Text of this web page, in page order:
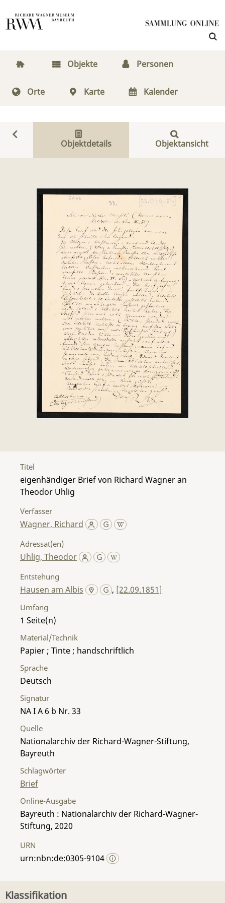
Objekte Personen
Orte Karte Kalender
Objektdetails Objektansicht
Titel
eigenhändiger Brief von Richard Wagner an
Theodor Uhlig
Verfasser
Wagner, Richard
Adressat(en)
Uhlig, Theodor
Entstehung
Hausen am Albis , [22.09.1851]
Umfang
1
Material/Technik
Papier ; Tinte ; handschriftlich
Sprache
Deutsch
Signatur
NA I A 6 b Nr. 33
Quelle
Nationalarchiv der Richard-Wagner-Stiftung,
Bayreuth
Schlagwörter
Brief
Online-Ausgabe
Bayreuth : Nationalarchiv der Richard-Wagner-
Stiftung, 2020
URN
urn:nbn:de:0305-9104
Klassifikation